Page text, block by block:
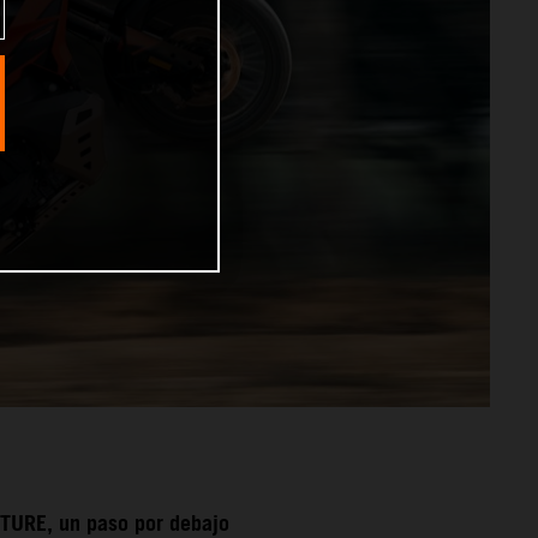
un paso por debajo